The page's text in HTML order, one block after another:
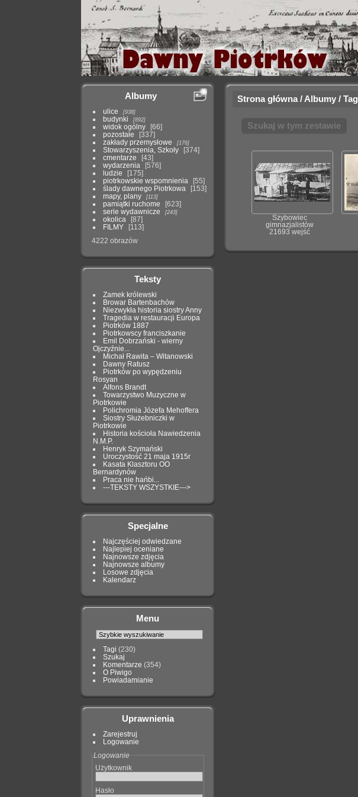
Albumy
ulice 938
budynki 892
widok ogólny
66
pozostałe
337
zakłady przemysłowe
176
Stowarzyszenia, Szkoły
374
cmentarze
43
wydarzenia
576
ludzie
175
piotrkowskie wspomnienia
55
ślady dawnego Piotrkowa
153
mapy, plany
113
pamiątki ruchome
623
serie wydawnicze
243
okolica
87
FILMY
113
4222 obrazów
Teksty
Zamek królewski
Browar Bartenbachów
Niezwykła historia siostry Anny
Tragedia w restauracji Europa
Piotrków 1887
Piotrkowscy franciszkanie
Emil Dobrzański - wierny
Ojczyźnie...
Michał Rawita – Witanowski
Dawny Ratusz
Piotrków po wypędzeniu
Rosyan
Alfons Brandt
Towarzystwo Muzyczne w
Piotrkowie
Polichromia Józefa Mehoffera
Siostry Służebniczki w
Piotrkowie
Historia kościoła Nawiedzenia
N.M.P.
Henryk Szymański
Uroczystość 21 maja 1915r
Kasata Klasztoru OO
Bernardynów
Praca nie hańbi...
---TEKSTY WSZYSTKIE--->
Specjalne
Najczęściej odwiedzane
Najlepiej oceniane
Najnowsze zdjęcia
Najnowsze albumy
Losowe zdjęcia
Kalendarz
Menu
Tagi (230)
Szukaj
Komentarze (354)
O Piwigo
Powiadamianie
Uprawnienia
Zarejestruj
Logowanie
Logowanie
Użytkownik
Hasło
Strona główna/ Albumy/ Tag
Szukaj w tym zestawie
Szybowiec
gimnazjalistów
21693 wejść